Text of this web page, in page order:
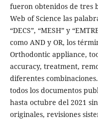
fueron obtenidos de tres
Web of Science las
“DECS”, “MESH” y
como AND y OR, los
Orthodontic appliance,
accuracy, treatment,
diferentes
todos los documentos
hasta octubre del 2021
originales, revisiones